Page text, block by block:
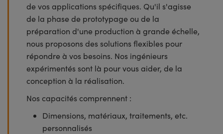
de vos applications spécifiques. Qu'il s'agisse
de la phase de prototypage ou de la
préparation d'une production à grande échelle,
nous proposons des solutions flexibles pour
répondre à vos besoins. Nos ingénieurs
expérimentés sont là pour vous aider, de la
conception à la réalisation.
Nos capacités comprennent :
Dimensions, matériaux, traitements, etc.
personnalisés